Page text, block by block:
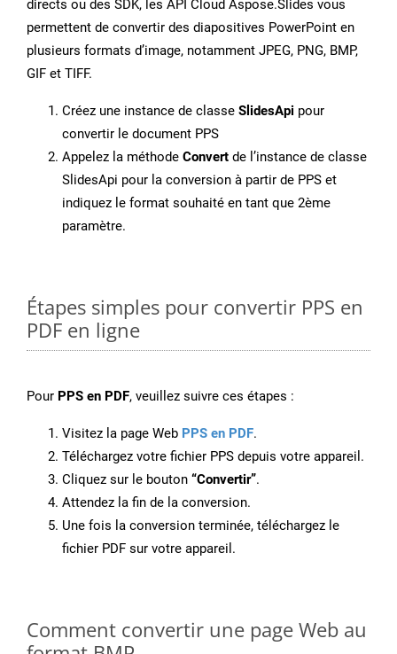
directs ou des SDK, les API Cloud Aspose.Slides vous
permettent de convertir des diapositives PowerPoint en
plusieurs formats d’image, notamment JPEG, PNG, BMP,
GIF et TIFF.
Créez une instance de classe SlidesApi pour
convertir le document PPS
Appelez la méthode Convert de l’instance de classe
SlidesApi pour la conversion à partir de PPS et
indiquez le format souhaité en tant que 2ème
paramètre.
Étapes simples pour convertir PPS en
PDF en ligne
Pour PPS en PDF, veuillez suivre ces étapes :
Visitez la page Web PPS en PDF.
Téléchargez votre fichier PPS depuis votre appareil.
Cliquez sur le bouton “Convertir”.
Attendez la fin de la conversion.
Une fois la conversion terminée, téléchargez le
fichier PDF sur votre appareil.
Comment convertir une page Web au